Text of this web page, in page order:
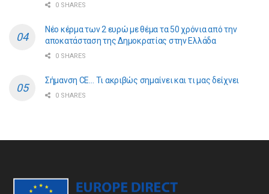
0 SHARES
Νέο κέρμα των 2 ευρώ με θέμα τα 50 χρόνια από την
αποκατάσταση της Δημοκρατίας στην Ελλάδα
0 SHARES
Σήμανση CE… Τι ακριβώς σημαίνει και τι μας δείχνει
0 SHARES